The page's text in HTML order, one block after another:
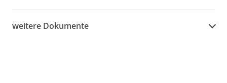
weitere Dokumente